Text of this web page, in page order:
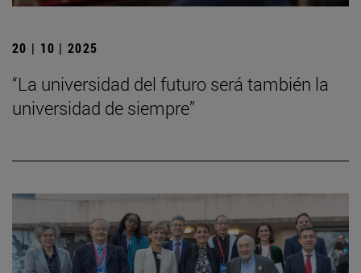
20 | 10 | 2025
“La universidad del futuro será también la
universidad de siempre”